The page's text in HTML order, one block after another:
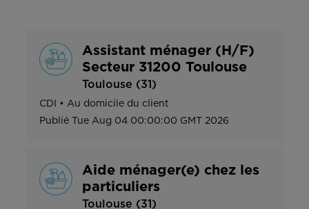
Assistant ménager (H/F)
Secteur 31200 Toulouse
Toulouse (31)
CDI • Au domicile du client
Publié
Tue Aug 04 00:00:00 GMT 2026
Aide ménager(e) chez les
particuliers
Toulouse (31)